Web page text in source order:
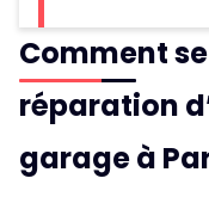
Comment
réparation
garage à